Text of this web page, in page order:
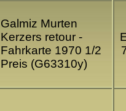
Galmiz Murten
Kerzers retour -
Fahrkarte 1970 1/2
Preis (G63310y)